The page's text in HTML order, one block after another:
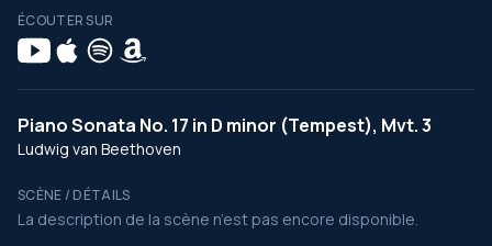
ÉCOUTER SUR
Piano Sonata No. 17 in D minor (Tempest), Mvt. 3
Ludwig van Beethoven
SCÈNE / DÉTAILS
La description de la scène n’est pas encore disponible.